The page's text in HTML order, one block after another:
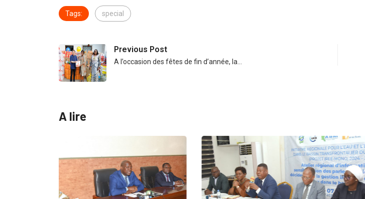
Tags: special
Previous Post
A l’occasion des fêtes de fin d’année, la…
A lire